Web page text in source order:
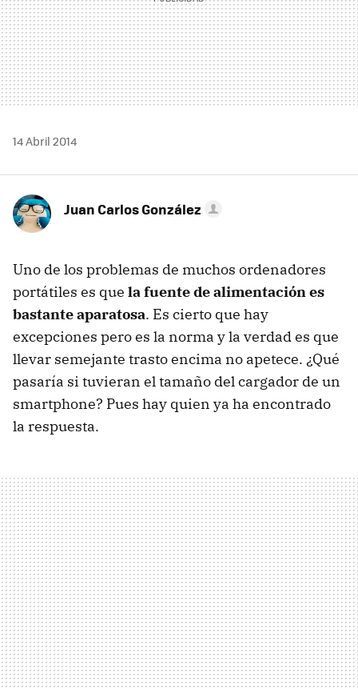
14 Abril 2014
Juan Carlos González
Uno de los problemas de muchos ordenadores
portátiles es que la fuente de alimentación es
bastante aparatosa. Es cierto que hay
excepciones pero es la norma y la verdad es que
llevar semejante trasto encima no apetece. ¿Qué
pasaría si tuvieran el tamaño del cargador de un
smartphone? Pues hay quien ya ha encontrado
la respuesta.